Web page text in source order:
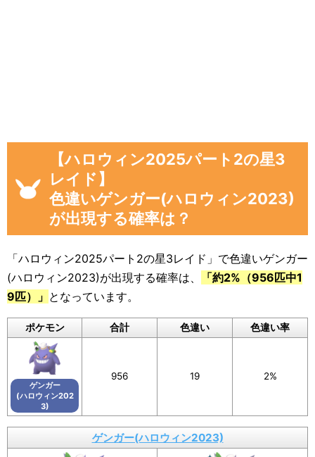
画像や集計結果の分母（見つけた数）には、
「現時点のゲンガー(ハロウィン2023)を見つけ
た数(イベント開始後)」から「イベント開始前
のゲンガー(ハロウィン2023)を見つけた数」を
引いた数が自動計算され反映されるようになっ
ています。
色違いに遭遇していない場合でも、通常のポケ
モンに遭遇した数をぜひ教えてください。
の内容は画像に反映されるほか、フォームの下
のログに公開されます。
画像を保存することもできるので、X（旧Twitte
r）などSNSでの共有にもぜひご活用ください。
【ハロウィン2025パート2の星3
レイド】
色違いゲンガー(ハロウィン2023)
が出現する確率は？
「ハロウィン2025パート2の星3レイド」で色違いゲンガー
(ハロウィン2023)が出現する確率は、
「約2%（956匹中1
9匹）」 となっています。
ポケモン 合計 色違い 色違い率
ゲンガー
(ハロウィン202
3)
956 19 2%
ゲンガー(ハロウィン2023)